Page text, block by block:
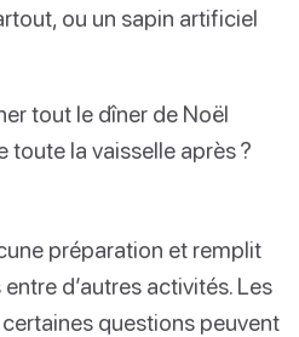
ou un sapin artificiel
tout le dîner de Noël
toute la vaisselle après ?
préparation et remplit
d’autres activités. Les
questions peuvent